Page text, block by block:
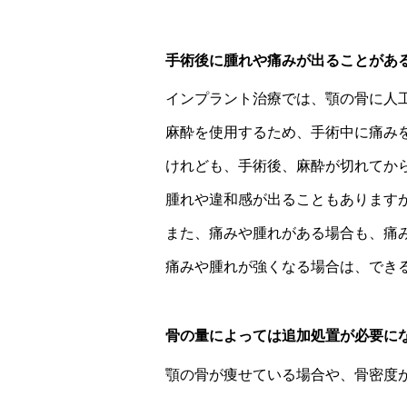
手術後に腫れや痛みが出ることがあ
インプラント治療では、顎の骨に人
麻酔を使用するため、手術中に痛み
けれども、手術後、麻酔が切れてか
腫れや違和感が出ることもあります
また、痛みや腫れがある場合も、
痛みや腫れが強くなる場合は、でき
骨の量によっては追加処置が必要に
顎の骨が痩せている場合や、骨密度